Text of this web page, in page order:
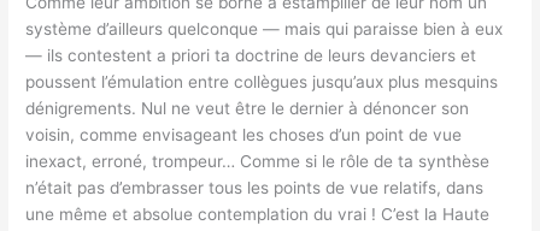
système d’ailleurs quelconque — mais qui paraisse bien à eux
— ils contestent a priori ta doctrine de leurs devanciers et
poussent l’émulation entre collègues jusqu’aux plus mesquins
dénigrements. Nul ne veut être le dernier à dénoncer son
voisin, comme envisageant les choses d’un point de vue
inexact, erroné, trompeur… Comme si le rôle de ta synthèse
n’était pas d’embrasser tous les points de vue relatifs, dans
une même et absolue contemplation du vrai ! C’est la Haute